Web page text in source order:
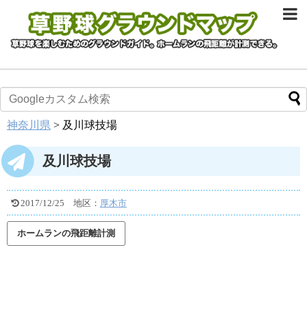
神奈川県 > 及川球技場
及川球技場
2017/12/25 地区： 厚木市